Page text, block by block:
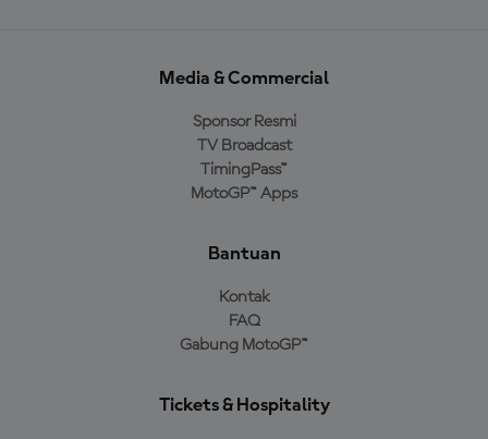
Media & Commercial
Sponsor Resmi
TV Broadcast
TimingPass™
MotoGP™ Apps
Bantuan
Kontak
FAQ
Gabung MotoGP™
Tickets & Hospitality